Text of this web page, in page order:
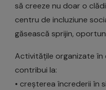
să creeze nu doar o
centru de incluziune
găsească sprijin,
Activitățile organizate în
contribui la:
• creșterea încrederii în